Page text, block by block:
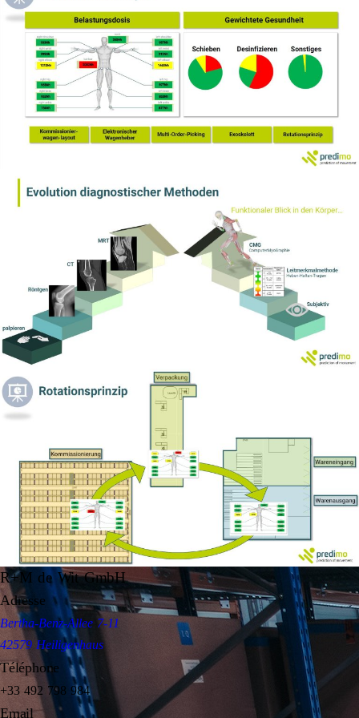
R+M de Wit GmbH
Adresse
Bertha-Benz-Allee 7-11
42579 Heiligenhaus
Téléphone
+33 492 798 984
Email